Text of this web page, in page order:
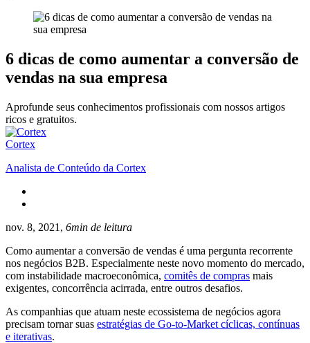
6 dicas de como aumentar a conversão de
vendas na sua empresa
Aprofunde seus conhecimentos profissionais com nossos artigos
ricos e gratuitos.
Cortex
Analista de Conteúdo da Cortex
nov. 8, 2021, 6min de leitura
Como aumentar a conversão de vendas é uma pergunta recorrente
nos negócios B2B. Especialmente neste novo momento do mercado,
com instabilidade macroeconômica, comitês de compras mais
exigentes, concorrência acirrada, entre outros desafios.
As companhias que atuam neste ecossistema de negócios agora
precisam tornar suas estratégias de Go-to-Market cíclicas, contínuas
e iterativas.